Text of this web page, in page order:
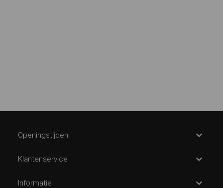
Openingstijden
Klantenservice
Informatie